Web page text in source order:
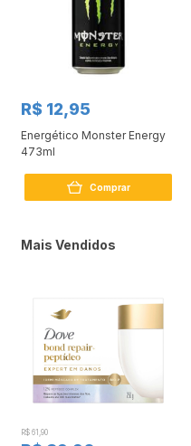
R$ 12,95
Energético Monster Energy
473ml
Comprar
Mais Vendidos
R$ 61,90